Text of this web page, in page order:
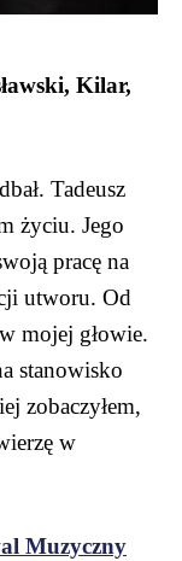
Kilar,
Tadeusz
życiu. Jego
pracę na
utworu. Od
mojej głowie.
stanowisko
zobaczyłem,
w
Muzyczny